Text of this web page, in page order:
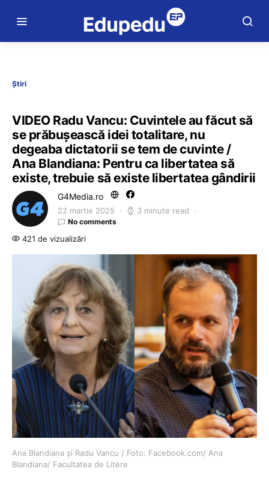
Știri
VIDEO Radu Vancu: Cuvintele au făcut să
se prăbușească idei totalitare, nu
degeaba dictatorii se tem de cuvinte /
Ana Blandiana: Pentru ca libertatea să
existe, trebuie să existe libertatea gândirii
G4Media.ro
22 martie 2025 3 minute read
No comments
421 de vizualizări
Ana Blandiana și Radu Vancu / Foto: Facebook.com/ Ana
Blandiana/ Facultatea de Litere